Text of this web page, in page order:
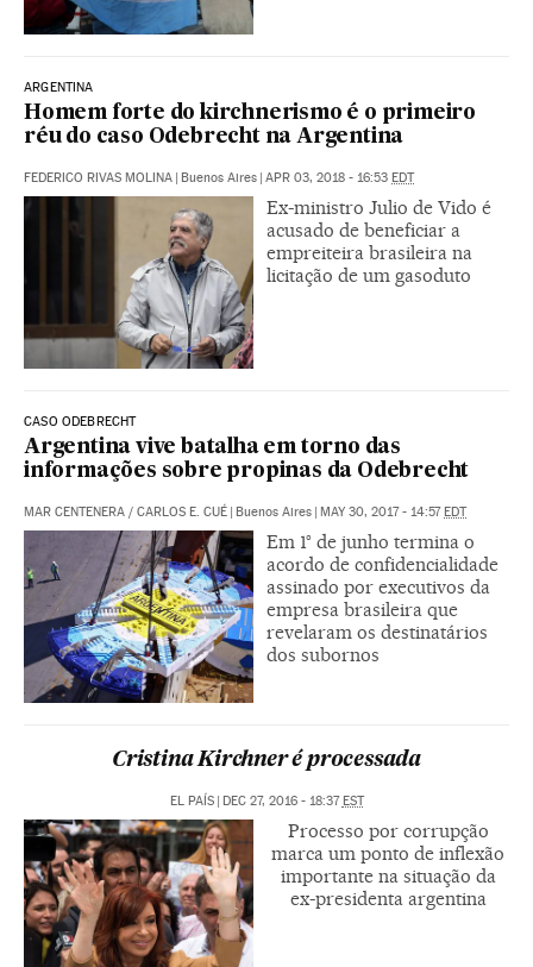
ARGENTINA
Homem forte do kirchnerismo é o primeiro
réu do caso Odebrecht na Argentina
FEDERICO RIVAS MOLINA Buenos Aires APR 03, 2018 - 16:53 EDT
Ex-ministro Julio de Vido é
acusado de beneficiar a
empreiteira brasileira na
licitação de um gasoduto
CASO ODEBRECHT
Argentina vive batalha em torno das
informações sobre propinas da Odebrecht
MAR CENTENERA / CARLOS E. CUÉ | Buenos Aires | MAY 30, 2017 - 14:57EDT
Em 1° de junho termina o
acordo de confidencialidade
assinado por executivos da
empresa brasileira que
revelaram os destinatários
dos subornos
Cristina Kirchner é processada
EL PAÍS | DEC 27, 2016 - 18:37EST
Processo por corrupção
marca um ponto de inflexão
importante na situação da
ex-presidenta argentina